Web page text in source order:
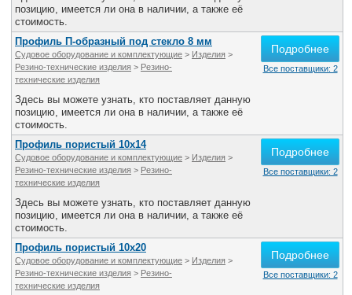
позицию, имеется ли она в наличии, а также её
стоимость.
Профиль П-образный под стекло 8 мм
Судовое оборудование и комплектующие > Изделия >
Резино-технические изделия > Резино-
технические изделия
Здесь вы можете узнать, кто поставляет данную
позицию, имеется ли она в наличии, а также её
стоимость.
Подробнее
Все поставщики: 2
Профиль пористый 10х14
Судовое оборудование и комплектующие > Изделия >
Резино-технические изделия > Резино-
технические изделия
Здесь вы можете узнать, кто поставляет данную
позицию, имеется ли она в наличии, а также её
стоимость.
Подробнее
Все поставщики: 2
Профиль пористый 10х20
Судовое оборудование и комплектующие > Изделия >
Резино-технические изделия > Резино-
технические изделия
Подробнее
Все поставщики: 2